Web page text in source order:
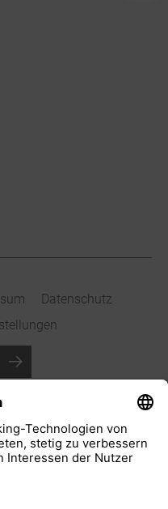
Datenschutz